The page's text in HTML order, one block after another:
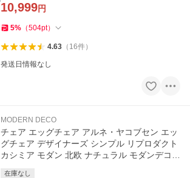
10,999円
5% （504pt）
4.63（ 16件）
発送日情報なし
MODERN DECO
チェア エッグチェア アルネ・ヤコブセン エッ
グチェア デザイナーズ シンプル リプロダクト
カシミア モダン 北欧 ナチュラル モダンデコ
在庫なし